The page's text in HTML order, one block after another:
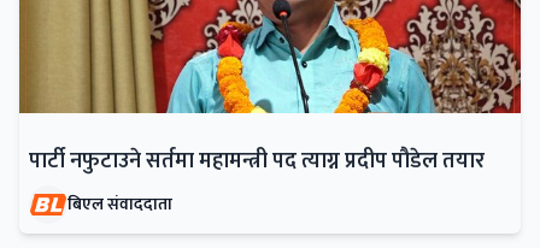
पार्टी नफुटाउने सर्तमा महामन्त्री पद त्याग्न प्रदीप पौडेल तयार
बिएल संवाददाता